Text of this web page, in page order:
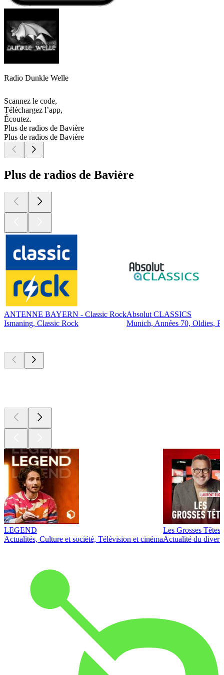
Radio Dunkle Welle
Scannez le code,
Téléchargez l’app,
Écoutez.
Plus de radios de Bavière
Plus de radios de Bavière
Plus de radios de Bavière
ANTENNE BAYERN - Classic Rock
Ismaning, Classic Rock
Absolut CLASSICS
Munich, Années 70, Oldies,
LEGEND
Actualités, Culture et société, Télévision et cinéma
Les Grosses Têtes
Actualité du